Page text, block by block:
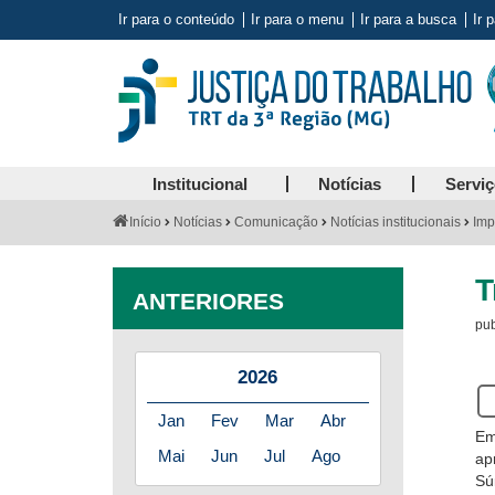
Ir para o conteúdo Ir para o menu Ir para a busca Ir
Institucional Notícias
VocêInício Notícias Comunicação Notícias institucionais
Se
de
ANTERIORES
2026
Jan Fev Mar
Abr
Mai
Jun Jul Ago